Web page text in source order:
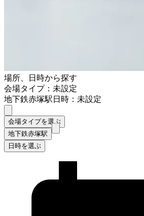
場所、日時から探す
会場タイプ：未設定
地下鉄赤塚駅日時：未設定
会場タイプを選ぶ
地下鉄赤塚駅
日時を選ぶ